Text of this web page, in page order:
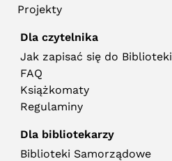
Projekty
Dla czytelnika
Jak zapisać się do Biblioteki
FAQ
Książkomaty
Regulaminy
Dla bibliotekarzy
Biblioteki Samorządowe